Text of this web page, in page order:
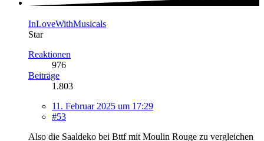
InLoveWithMusicals
Star
Reaktionen
976
Beiträge
1.803
11. Februar 2025 um 17:29
#53
Also die Saaldeko bei Bttf mit Moulin Rouge zu vergleichen